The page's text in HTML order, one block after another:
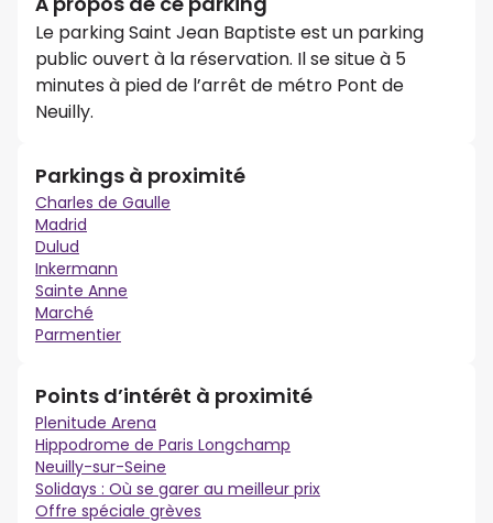
Le parking Saint Jean Baptiste est un parking
public ouvert à la réservation. Il se situe à 5
minutes à pied de l’arrêt de métro Pont de
Neuilly.
Parkings à proximité
Charles de Gaulle
Madrid
Dulud
Inkermann
Sainte Anne
Marché
Parmentier
Points d’intérêt à proximité
Plenitude Arena
Hippodrome de Paris Longchamp
Neuilly-sur-Seine
Solidays : Où se garer au meilleur prix
Offre spéciale grèves